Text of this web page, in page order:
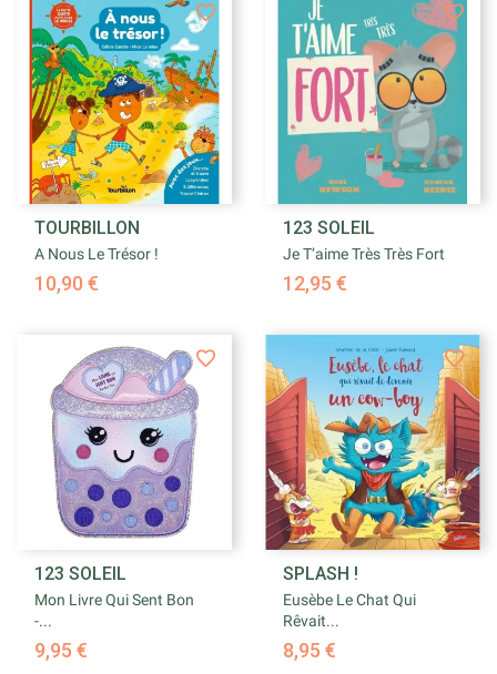
TOURBILLON
A Nous Le Trésor !
10,90 €
123 SOLEIL
Je T’aime Très Très Fort
12,95 €
123 SOLEIL
Mon Livre Qui Sent Bon
-...
9,95 €
SPLASH !
Eusèbe Le Chat Qui
Rêvait...
8,95 €